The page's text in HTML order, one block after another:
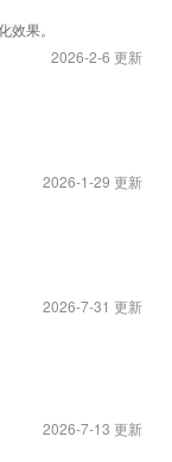
果。
2026-2-6 更新
2026-1-29 更新
2026-7-31 更新
2026-7-13 更新